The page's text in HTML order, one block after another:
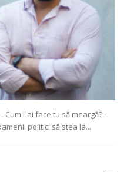
l-ai face tu să meargă? -
politici să stea la...